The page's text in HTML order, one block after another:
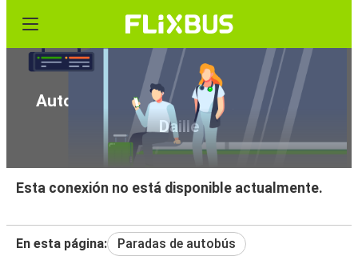
Autobús de Ginebra (Aeropuerto) a La
Daille
Esta conexión no está disponible actualmente.
En esta página: Paradas de autobús